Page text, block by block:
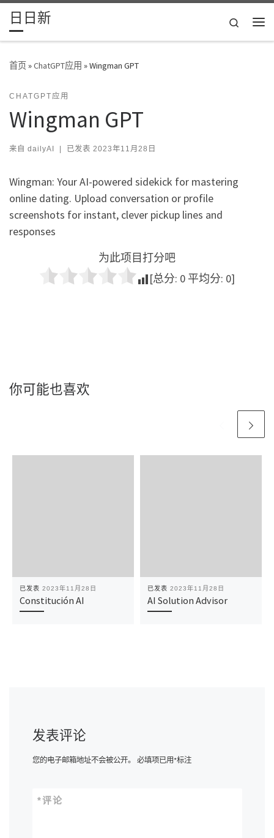
Skip to content
日日新
Search
首页»ChatGPT应用 »Wingman GPT
CHATGPT应用
Wingman GPT
来自 dailyAI | 已发表 2023年11月28日
Wingman: Your AI-powered sidekick for mastering
online dating. Upload conversation or profile
screenshots for instant, clever pickup lines and
responses
为此项目打分吧
[总分: 0 平均分: 0]
你可能也喜欢
已发表 2023年11月28日
Constitución AI
已发表 2023年11月28日
AI Solution Advisor
发表评论
您的电子邮箱地址不会被公开。 必填项已用*标注
评论
*